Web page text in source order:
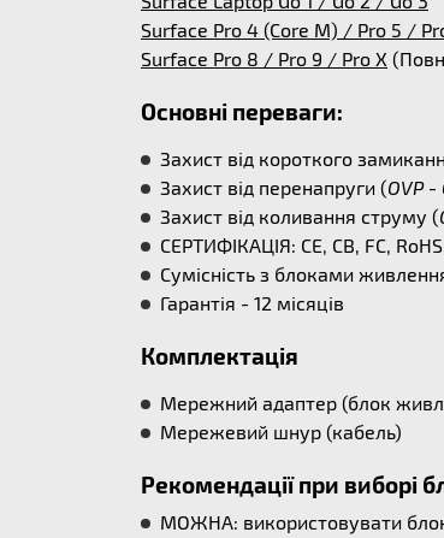
Surface Pro 4 (Core M) / Pro 5 /
Surface Pro 8 / Pro 9 / Pro X
Основні переваги:
Захист від короткого
Захист від перенапруги (OVP
Захист від коливання струму (
СЕРТИФІКАЦІЯ: CE, CB, FC,
Сумісність з блоками
Гарантія - 12 місяців
Комплектація
Мережний адаптер (блок
Мережевий шнур (кабель)
Рекомендації при виборі
МОЖНА: використовувати